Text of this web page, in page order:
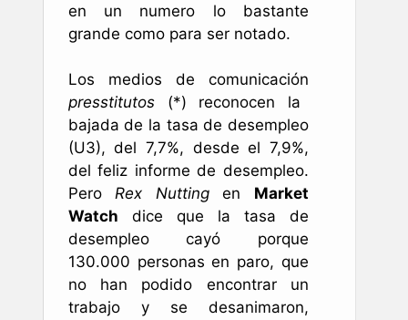
en un numero lo bastante
grande como para ser notado.
Los medios de comunicación
presstitutos (*) reconocen la
bajada de la tasa de desempleo
(U3), del 7,7%, desde el 7,9%,
del feliz informe de desempleo.
PeroRex Nuttingen Market
Watch dice que la tasa de
desempleo cayó porque
130.000 personas en paro, que
no han podido encontrar un
trabajo y se desanimaron,